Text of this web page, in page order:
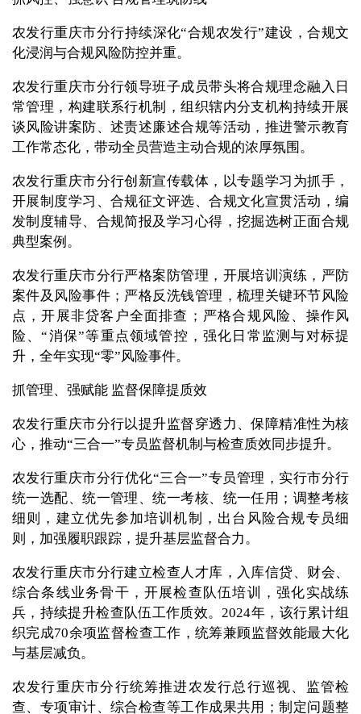
农发行重庆市分行持续深化“合规农发行”建设，合规文
化浸润与合规风险防控并重。
农发行重庆市分行领导班子成员带头将合规理念融入日
常管理，构建联系行机制，组织辖内分支机构持续开展
谈风险讲案防、述责述廉述合规等活动，推进警示教育
工作常态化，带动全员营造主动合规的浓厚氛围。
农发行重庆市分行创新宣传载体，以专题学习为抓手，
开展制度学习、合规征文评选、合规文化宣贯活动，编
发制度辅导、合规简报及学习心得，挖掘选树正面合规
典型案例。
农发行重庆市分行严格案防管理，开展培训演练，严防
案件及风险事件；严格反洗钱管理，梳理关键环节风险
点，开展非贷客户全面排查；严格合规风险、操作风
险、“消保”等重点领域管控，强化日常监测与对标提
升，全年实现“零”风险事件。
抓管理、强赋能 监督保障提质效
农发行重庆市分行以提升监督穿透力、保障精准性为核
心，推动“三合一”专员监督机制与检查质效同步提升。
农发行重庆市分行优化“三合一”专员管理，实行市分行
统一选配、统一管理、统一考核、统一任用；调整考核
细则，建立优先参加培训机制，出台风险合规专员细
则，加强履职跟踪，提升基层监督合力。
农发行重庆市分行建立检查人才库，入库信贷、财会、
综合条线业务骨干，开展检查队伍培训，强化实战练
兵，持续提升检查队伍工作质效。2024年，该行累计组
织完成70余项监督检查工作，统筹兼顾监督效能最大化
与基层减负。
农发行重庆市分行统筹推进农发行总行巡视、监管检
查、专项审计、综合检查等工作成果共用；制定问题整